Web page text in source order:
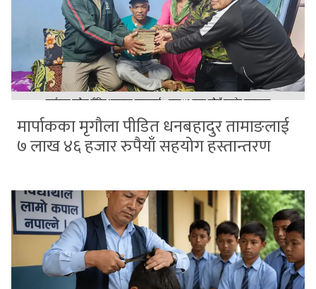
मार्पाकका मृगौला पीडित धनबहादुर तामाङलाई
७ लाख ४६ हजार रुपैयाँ सहयोग हस्तान्तरण